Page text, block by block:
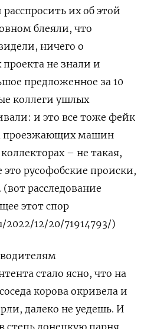
их об этой
блеяли, что
ничего о
не знали и
предложенное за 10
коллеги ушлых
и это все тоже фейк
проезжающих машин
– не такая,
русофобские происки,
(вот расследование
этот спор
12/20/71914793/)
стало ясно, что на
корова окривела и
далеко не уедешь. И